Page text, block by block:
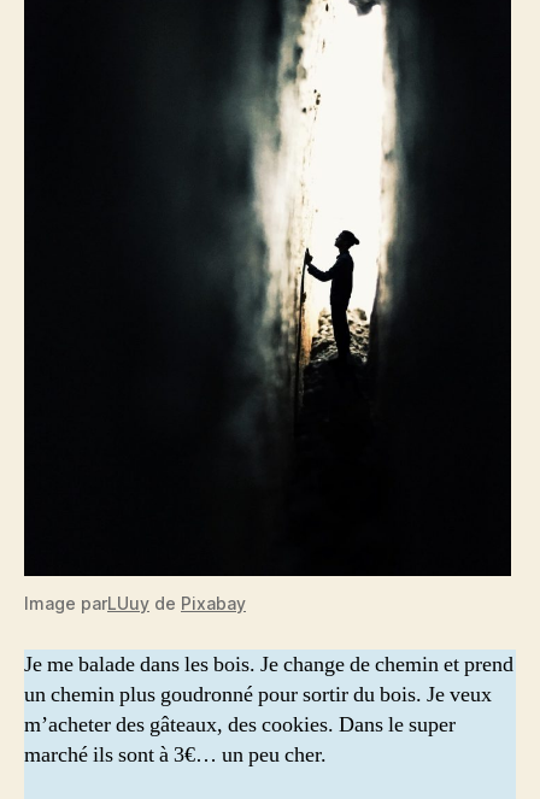
Image parLUuy de Pixabay
Je me balade dans les bois. Je change de chemin et prend
un chemin plus goudronné pour sortir du bois. Je veux
m’acheter des gâteaux, des cookies. Dans le super
marché ils sont à 3€… un peu cher.